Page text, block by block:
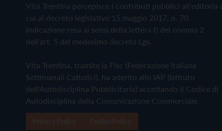
Vita Trentina percepisce i contributi pubblici all'editoria
cui al decreto legislativo 15 maggio 2017, n. 70.
Indicazione resa ai sensi della lettera f) del comma 2
dell'art. 5 del medesimo decreto Lgs.
Vita Trentina, tramite la Fisc (Federazione Italiana
Settimanali Cattolici), ha aderito allo IAP (Istituto
dell'Autodisciplina Pubblicitaria) accettando il Codice di
Autodisciplina della Comunicazione Commerciale